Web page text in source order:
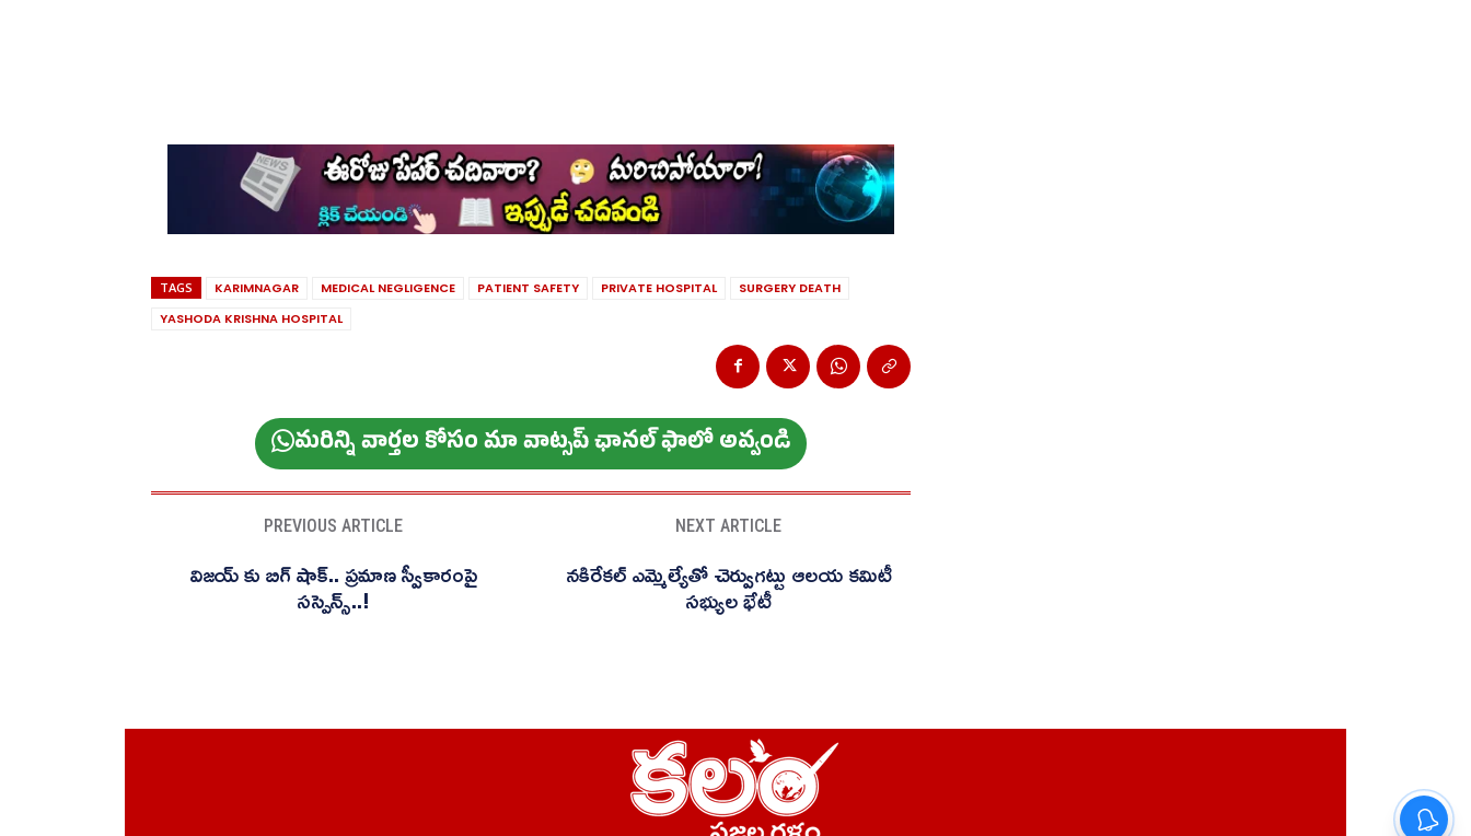
TAGS KARIMNAGAR MEDICAL NEGLIGENCE PATIENT SAFETY PRIVATE HOSPITAL
SURGERY DEATH
YASHODA KRISHNA HOSPITAL
మ‌రిన్ని వార్త‌ల కోసం మా వాట్స‌ప్ ఛాన‌ల్ ఫాలో అవ్వండి
PREVIOUS ARTICLE
విజయ్ కు బిగ్ షాక్.. ప్రమాణ స్వీకారంపై
సస్పెన్స్..!
NEXT ARTICLE
నకిరేకల్ ఎమ్మెల్యేతో చెర్వుగట్టు ఆలయ కమిటీ
సభ్యుల భేటీ